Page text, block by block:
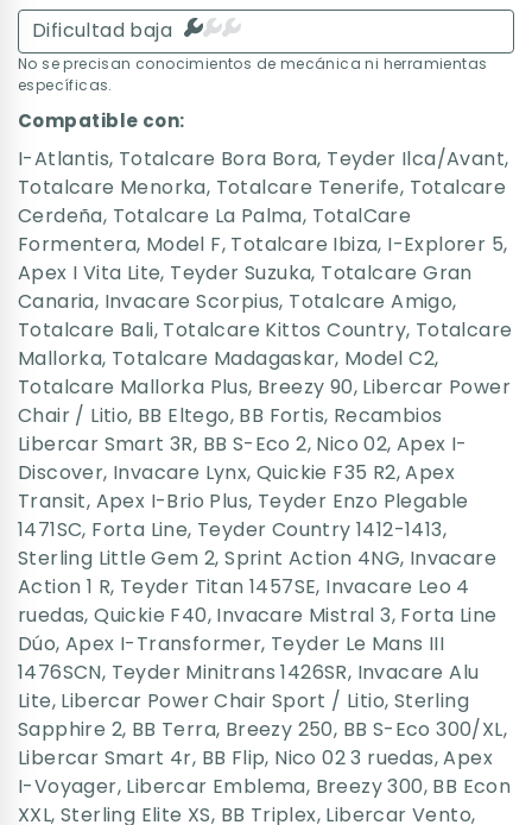
Dificultad baja
No se precisan conocimientos de mecánica ni herramientas
específicas.
Compatible con:
I-Atlantis, Totalcare Bora Bora, Teyder Ilca/Avant,
Totalcare Menorka, Totalcare Tenerife, Totalcare
Cerdeña, Totalcare La Palma, TotalCare
Formentera, Model F, Totalcare Ibiza, I-Explorer 5,
Apex I Vita Lite, Teyder Suzuka, Totalcare Gran
Canaria, Invacare Scorpius, Totalcare Amigo,
Totalcare Bali, Totalcare Kittos Country, Totalcare
Mallorka, Totalcare Madagaskar, Model C2,
Totalcare Mallorka Plus, Breezy 90, Libercar Power
Chair / Litio, BB Eltego, BB Fortis, Recambios
Libercar Smart 3R, BB S-Eco 2, Nico 02,Apex I-
Discover, Invacare Lynx,Quickie F35 R2,Apex
Transit, Apex I-Brio Plus, Teyder Enzo Plegable
1471SC, Forta Line, Teyder Country 1412-1413,
Sterling Little Gem 2,Sprint Action 4NG, Invacare
Action 1 R, Teyder Titan 1457SE, Invacare Leo 4
ruedas,Quickie F40, Invacare Mistral 3, Forta Line
Dúo,Apex I-Transformer, Teyder Le Mans III
1476SCN, Teyder Minitrans 1426SR, Invacare Alu
Lite, Libercar Power Chair Sport / Litio, Sterling
Sapphire 2, BB Terra, Breezy 250, BB S-Eco 300/XL,
Libercar Smart 4r, BB Flip, Nico 02 3 ruedas,Apex
I-Voyager, Libercar Emblema, Breezy 300, BB Econ
XXL,Sterling Elite XS, BB Triplex, Libercar Vento,